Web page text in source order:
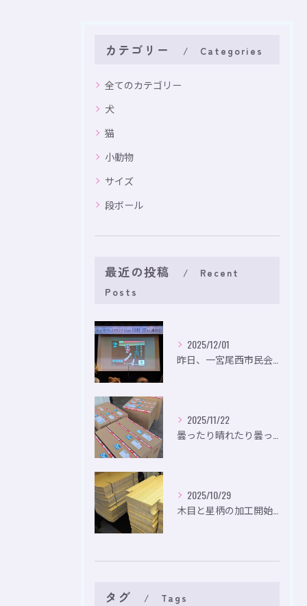
カテゴリー Categories
全てのカテゴリー
犬
猫
小動物
サイズ
段ボール
最近の投稿
Recent
Posts
2025/12/01
2025/11/22
2025/10/29
タグ Tags